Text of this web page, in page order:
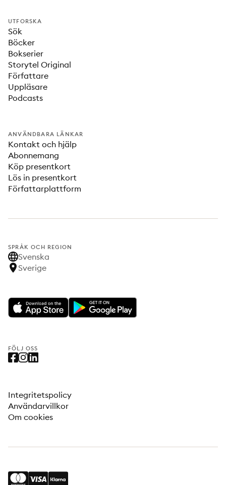
UTFORSKA
Sök
Böcker
Bokserier
Storytel Original
Författare
Uppläsare
Podcasts
ANVÄNDBARA LÄNKAR
Kontakt och hjälp
Abonnemang
Köp presentkort
Lös in presentkort
Författarplattform
SPRÅK OCH REGION
Svenska
Sverige
FÖLJ OSS
Integritetspolicy
Användarvillkor
Om cookies